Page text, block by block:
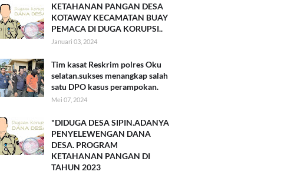
KETAHANAN PANGAN DESA
KOTAWAY KECAMATAN BUAY
PEMACA DI DUGA KORUPSI..
Januari 03, 2024
Tim kasat Reskrim polres Oku
selatan.sukses menangkap salah
satu DPO kasus perampokan.
Mei 07, 2024
"DIDUGA DESA SIPIN.ADANYA
PENYELEWENGAN DANA
DESA. PROGRAM
KETAHANAN PANGAN DI
TAHUN 2023